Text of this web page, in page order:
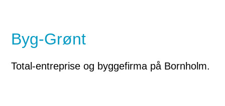
Byg-Grønt
Total-entreprise og byggefirma på Bornholm.